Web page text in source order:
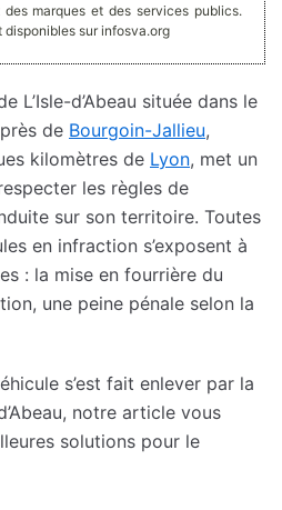
marques et des services publics.
sur infosva.org
L’Isle-d’Abeau située dans le
de Bourgoin-Jallieu,
kilomètres de Lyon, met un
les règles de
sur son territoire. Toutes
en infraction s’exposent à
: la mise en fourrière du
une peine pénale selon la
s’est fait enlever par la
notre article vous
solutions pour le